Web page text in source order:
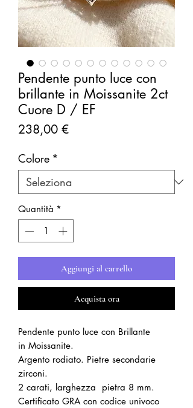
Pendente punto luce con
brillante in Moissanite 2ct
Cuore D / EF
238,00 €Prezzo
Colore *
Quantità *
Aggiungi al carrello
Acquista ora
Pendente punto luce con Brillante
in Moissanite.
Argento rodiato. Pietre secondarie
zirconi.
2 carati, larghezza pietra 8 mm.
Certificato GRA con codice univoco